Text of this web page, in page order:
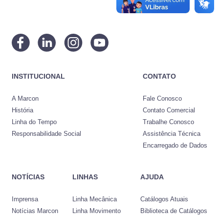
INSTITUCIONAL
A Marcon
História
Linha do Tempo
Responsabilidade Social
CONTATO
Fale Conosco
Contato Comercial
Trabalhe Conosco
Assistência Técnica
Encarregado de Dados
NOTÍCIAS
Imprensa
Notícias Marcon
LINHAS
Linha Mecânica
Linha Movimento
AJUDA
Catálogos Atuais
Biblioteca de Catálogos